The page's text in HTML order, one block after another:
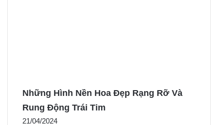
Những Hình Nền Hoa Đẹp Rạng Rỡ Và
Rung Động Trái Tim
21/04/2024